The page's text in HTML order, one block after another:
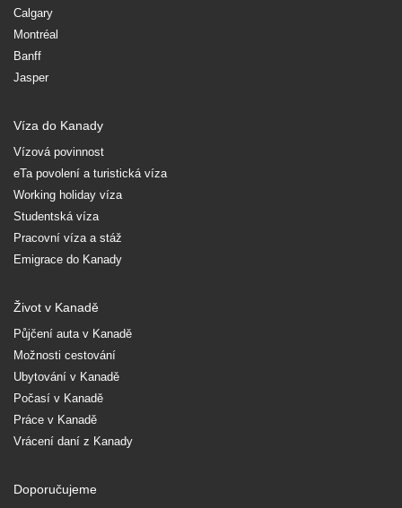
Calgary
Montréal
Banff
Jasper
Víza do Kanady
Vízová povinnost
eTa povolení a turistická víza
Working holiday víza
Studentská víza
Pracovní víza a stáž
Emigrace do Kanady
Život v Kanadě
Půjčení auta v Kanadě
Možnosti cestování
Ubytování v Kanadě
Počasí v Kanadě
Práce v Kanadě
Vrácení daní z Kanady
Doporučujeme